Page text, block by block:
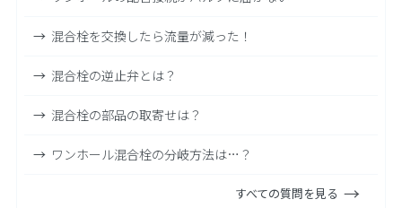
混合栓を交換したら流量が減った！
混合栓の逆止弁とは？
混合栓の部品の取寄せは？
ワンホール混合栓の分岐方法は…？
すべての質問を見る